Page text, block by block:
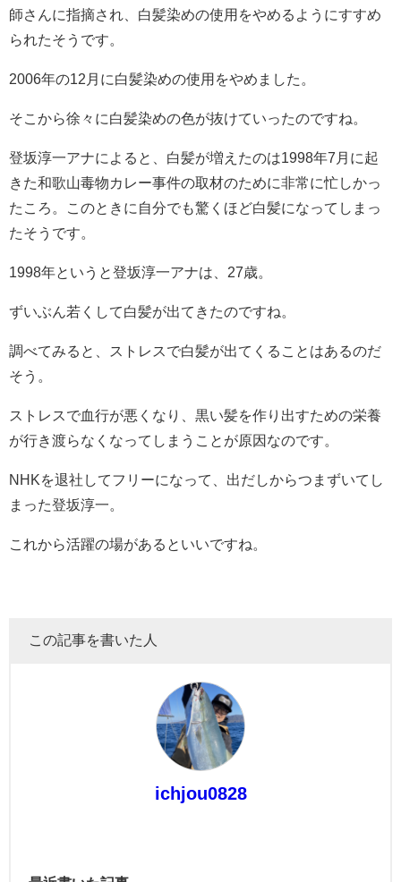
師さんに指摘され、白髪染めの使用をやめるようにすすめ
られたそうです。
2006年の12月に白髪染めの使用をやめました。
そこから徐々に白髪染めの色が抜けていったのですね。
登坂淳一アナによると、白髪が増えたのは1998年7月に起
きた和歌山毒物カレー事件の取材のために非常に忙しかっ
たころ。このときに自分でも驚くほど白髪になってしまっ
たそうです。
1998年というと登坂淳一アナは、27歳。
ずいぶん若くして白髪が出てきたのですね。
調べてみると、ストレスで白髪が出てくることはあるのだ
そう。
ストレスで血行が悪くなり、黒い髪を作り出すための栄養
が行き渡らなくなってしまうことが原因なのです。
NHKを退社してフリーになって、出だしからつまずいてし
まった登坂淳一。
これから活躍の場があるといいですね。
この記事を書いた人
ichjou0828